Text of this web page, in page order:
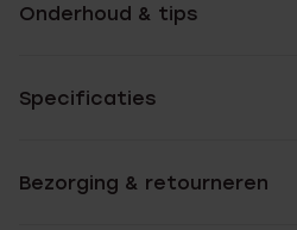
Onderhoud & tips
Specificaties
Bezorging & retourneren